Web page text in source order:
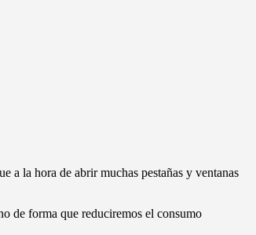
a la hora de abrir muchas pestañas y ventanas
de forma que reduciremos el consumo